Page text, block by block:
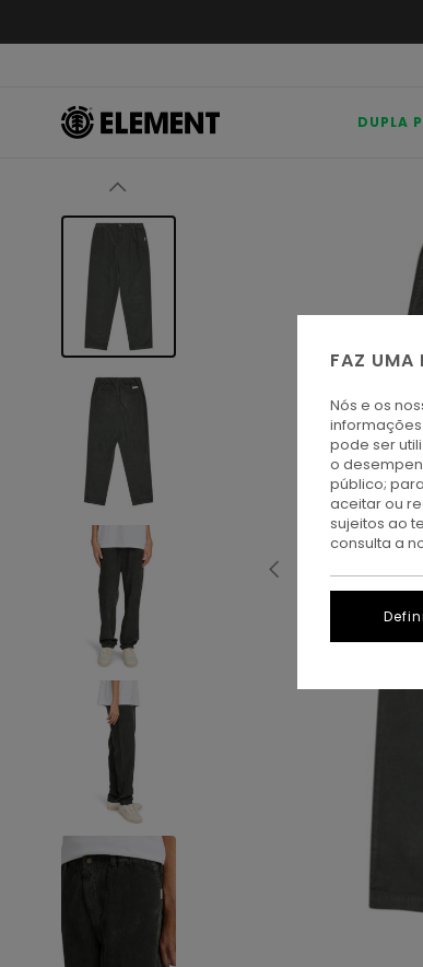
a
DUPLA
FAZ UMA
Nós e os
pode ser
o
público;
aceitar ou
sujeitos ao
consulta a